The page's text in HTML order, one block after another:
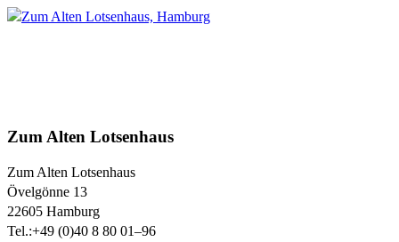
Zum Alten Lotsenhaus
Zum Alten Lotsenhaus
Övelgönne 13
22605 Hamburg
Tel.:+49 (0)40 8 80 01–96